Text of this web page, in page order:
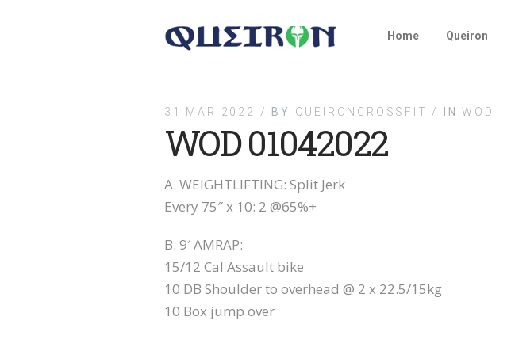
Home Queiron
31 MAR 2022 / BY QUEIRONCROSSFIT / IN WOD
WOD 01042022
A. WEIGHTLIFTING: Split Jerk
Every 75″ x 10: 2 @65%+
B. 9′ AMRAP:
15/12 Cal Assault bike
10 DB Shoulder to overhead @ 2 x 22.5/15kg
10 Box jump over